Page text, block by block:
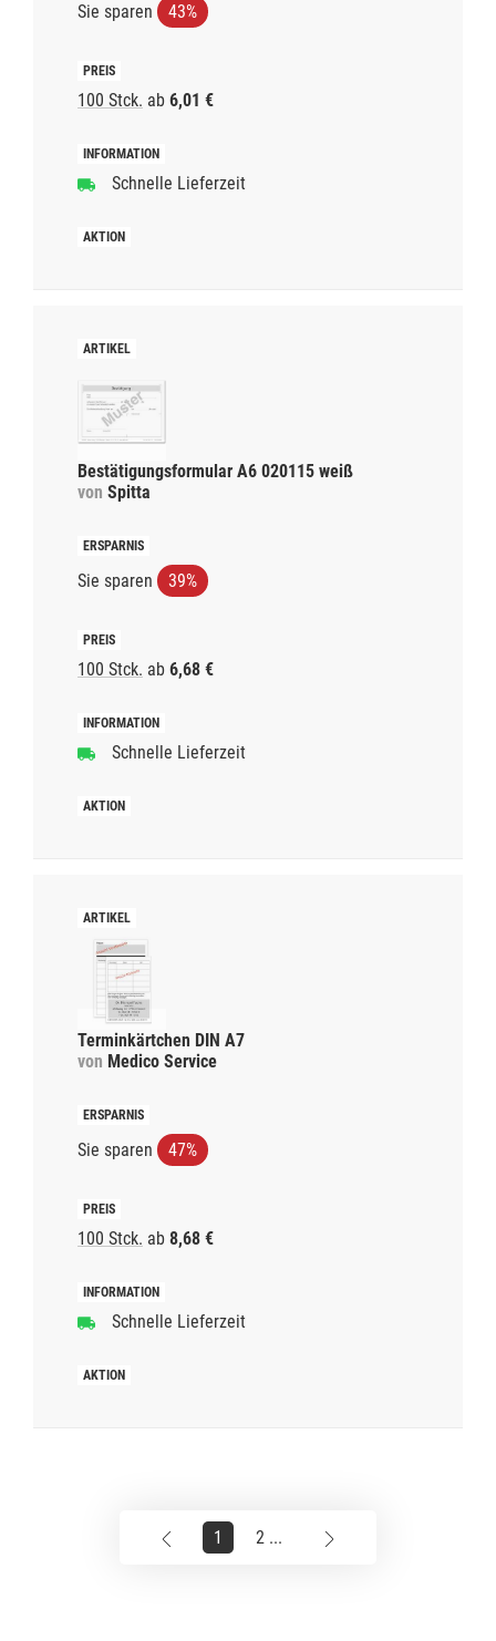
Sie sparen 43%
100 Stck. ab 6,01 €
Schnelle Lieferzeit
Bestätigungsformular A6 020115 weiß
von Spitta
Sie sparen 39%
100 Stck. ab 6,68 €
Schnelle Lieferzeit
Terminkärtchen DIN A7
von Medico Service
Sie sparen 47%
100 Stck. ab 8,68 €
Schnelle Lieferzeit
1 2 ...